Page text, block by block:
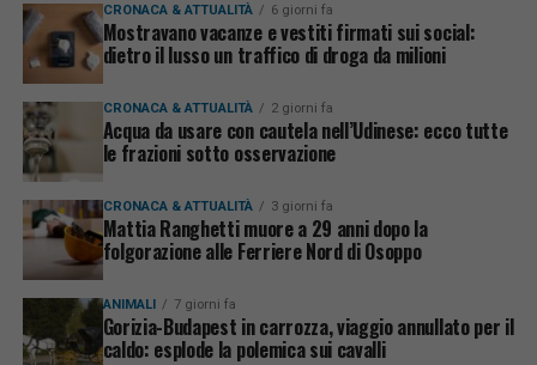
CRONACA & ATTUALITÀ 6 giorni fa
Mostravano vacanze e vestiti firmati sui social:
dietro il lusso un traffico di droga da milioni
CRONACA & ATTUALITÀ 2 giorni fa
Acqua da usare con cautela nell’Udinese: ecco tutte
le frazioni sotto osservazione
CRONACA & ATTUALITÀ 3 giorni fa
Mattia Ranghetti muore a 29 anni dopo la
folgorazione alle Ferriere Nord di Osoppo
ANIMALI 7 giorni fa
Gorizia-Budapest in carrozza, viaggio annullato per il
caldo: esplode la polemica sui cavalli